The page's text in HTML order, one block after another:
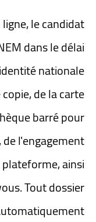
le candidat
dans le délai
nationale
de la carte
barré pour
l'engagement
ainsi
Tout dossier